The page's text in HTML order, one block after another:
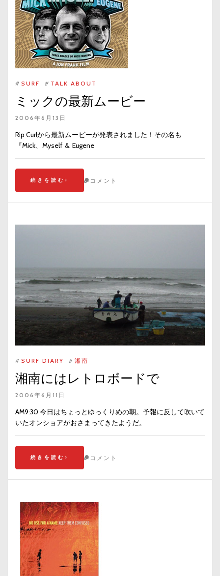
# SURF # TALK ABOUT
ミックの最新ムービー
2006年6月13日
Rip Curlから最新ムービーが発表されました！その名も
『Mick、Myself ＆ Eugene
続きを読む コメント
# SURF DIARY # 湘南
湘南にはレトロボードで
2006年6月11日
AM9:30 今日はちょっとゆっくりめの朝。予報に反して吹いて
いたオンショアがおさまってきたようだ。
続きを読む コメント